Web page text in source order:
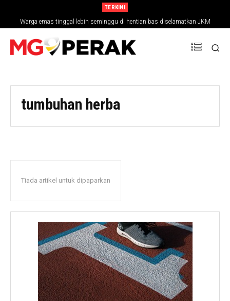
TERKINI
Warga emas tinggal lebih seminggu di hentian bas diselamatkan JKM
tumbuhan herba
Tiada artikel untuk dipaparkan